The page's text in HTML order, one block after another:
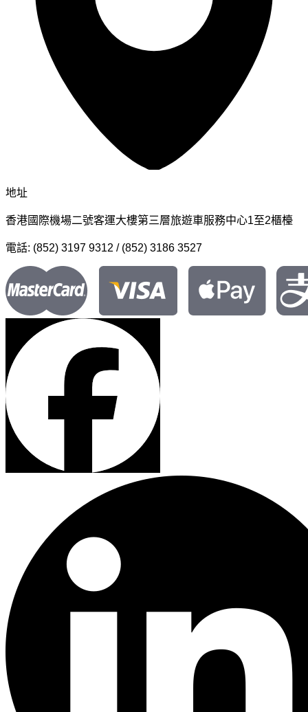
地址
香港國際機場二號客運大樓第三層旅遊車服務中心1至2櫃檯
電話: (852) 3197 9312 / (852) 3186 3527